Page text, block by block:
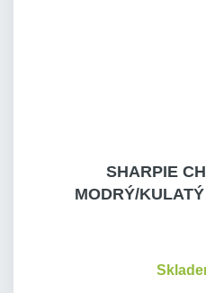
SHARPIE
MODRÝ/